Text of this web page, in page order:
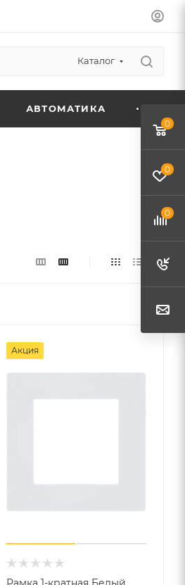
Каталог
АВТОМАТИКА
Акция
0
0
0